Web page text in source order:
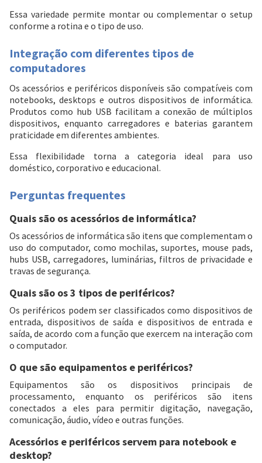
Essa variedade permite montar ou complementar o setup
conforme a rotina e o tipo de uso.
Integração com diferentes tipos de
computadores
Os acessórios e periféricos disponíveis são compatíveis com
notebooks, desktops e outros dispositivos de informática.
Produtos como hub USB facilitam a conexão de múltiplos
dispositivos, enquanto carregadores e baterias garantem
praticidade em diferentes ambientes.
Essa flexibilidade torna a categoria ideal para uso
doméstico, corporativo e educacional.
Perguntas frequentes
Quais são os acessórios de informática?
Os acessórios de informática são itens que complementam o
uso do computador, como mochilas, suportes, mouse pads,
hubs USB, carregadores, luminárias, filtros de privacidade e
travas de segurança.
Quais são os 3 tipos de periféricos?
Os periféricos podem ser classificados como dispositivos de
entrada, dispositivos de saída e dispositivos de entrada e
saída, de acordo com a função que exercem na interação com
o computador.
O que são equipamentos e periféricos?
Equipamentos são os dispositivos principais de
processamento, enquanto os periféricos são itens
conectados a eles para permitir digitação, navegação,
comunicação, áudio, vídeo e outras funções.
Acessórios e periféricos servem para notebook e
desktop?